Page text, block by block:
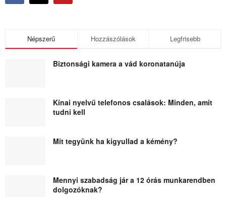
Népszerű Hozzászólások Legfrisebb
Biztonsági kamera a vád koronatanúja
Kínai nyelvű telefonos csalások: Minden, amit
tudni kell
Mit tegyünk ha kigyullad a kémény?
Mennyi szabadság jár a 12 órás munkarendben
dolgozóknak?